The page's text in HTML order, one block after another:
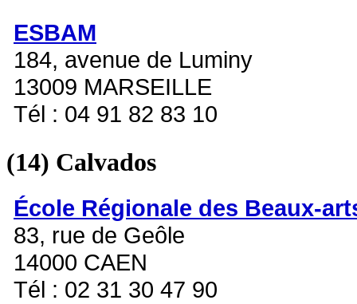
ESBAM
184, avenue de Luminy
13009 MARSEILLE
Tél : 04 91 82 83 10
(14) Calvados
École Régionale des Beaux-
83, rue de Geôle
14000 CAEN
Tél : 02 31 30 47 90